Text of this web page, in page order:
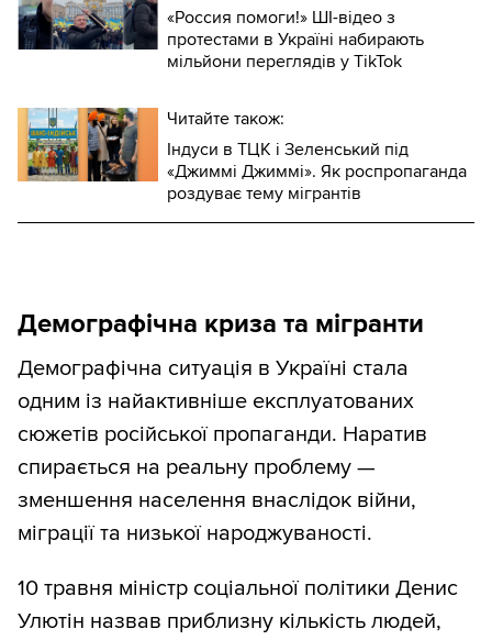
«Россия помоги!» ШІ-відео з
протестами в Україні набирають
мільйони переглядів у TikTok
Читайте також:
Індуси в ТЦК і Зеленський під
«Джиммі Джиммі». Як роспропаганда
роздуває тему мігрантів
Демографічна криза та мігранти
Демографічна ситуація в Україні стала
одним із найактивніше експлуатованих
сюжетів російської пропаганди. Наратив
спирається на реальну проблему —
зменшення населення внаслідок війни,
міграції та низької народжуваності.
10 травня міністр соціальної політики Денис
Улютін назвав приблизну кількість людей,